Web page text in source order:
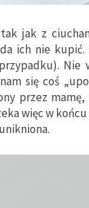
jak z
ich nie
Nie
się coś
przez
więc w